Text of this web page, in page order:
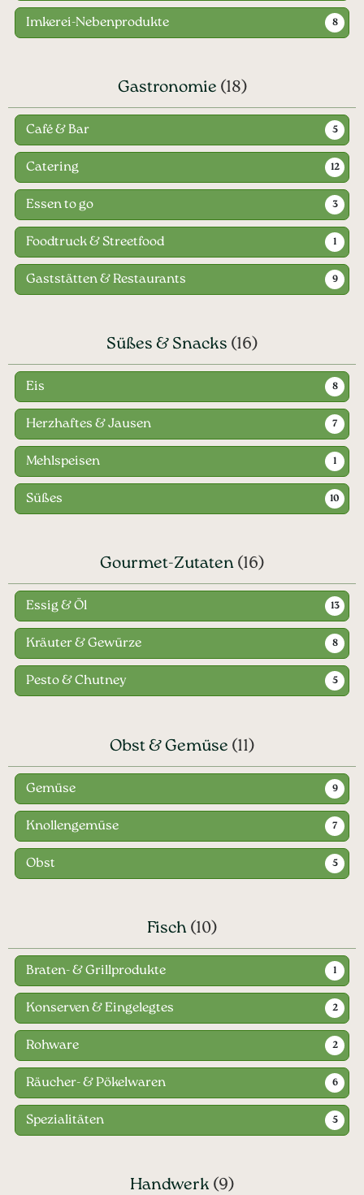
Imkerei-Nebenprodukte 8
Gastronomie (18)
Café & Bar 5
Catering 12
Essen to go 3
Foodtruck & Streetfood 1
Gaststätten & Restaurants 9
Süßes & Snacks (16)
Eis 8
Herzhaftes & Jausen 7
Mehlspeisen 1
Süßes 10
Gourmet-Zutaten (16)
Essig & Öl 13
Kräuter & Gewürze 8
Pesto & Chutney 5
Obst & Gemüse (11)
Gemüse 9
Knollengemüse 7
Obst 5
Fisch (10)
Braten- & Grillprodukte 1
Konserven & Eingelegtes 2
Rohware 2
Räucher- & Pökelwaren 6
Spezialitäten 5
Handwerk (9)